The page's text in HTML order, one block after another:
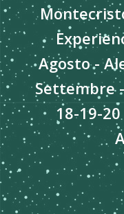
Agosto -
Settembre
18-19-